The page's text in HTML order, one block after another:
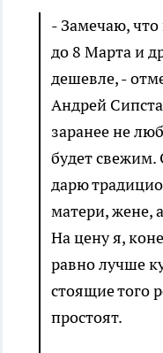
- Замечаю,
до 8 Марта и
дешевле, -
Андрей
заранее не
будет
дарю
матери, жене,
На цену я,
равно лучше
стоящие того
простоят.